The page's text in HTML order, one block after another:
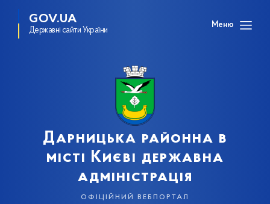
GOV.UA
Державні сайти України
Меню
Дарницька районна в
місті Києві державна
адміністрація
офіційний вебпортал